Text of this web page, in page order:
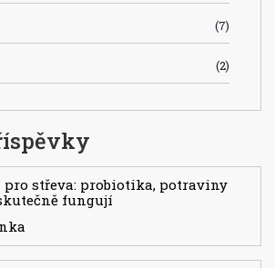
(7)
(2)
pro střeva: probiotika, potraviny
fungují